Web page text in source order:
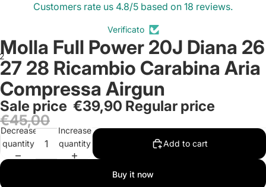
Customers rate us 4.8/5 based on 18 reviews.
Verificato
Open
image
in
full
screen
Open
image
in
full
screen
Molla Full Power 20J Diana 26
27 28 Ricambio Carabina Aria
Compressa Airgun
Sale price €39,90 Regular price
€45,00
Decrease
quantity
Increase
quantity
Add to cart
Buy it now